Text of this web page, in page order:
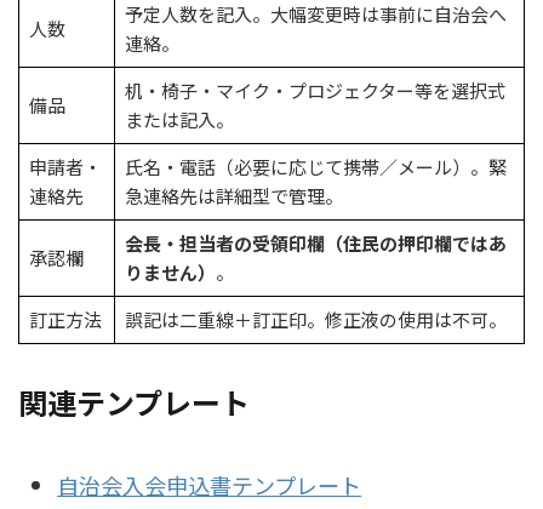
人数
予定人数を記入。大幅変更時は事前に自治会へ
連絡。
備品
机・椅子・マイク・プロジェクター等を選択式
または記入。
申請者・
連絡先
氏名・電話（必要に応じて携帯／メール）。緊
急連絡先は詳細型で管理。
承認欄
会長・担当者の受領印欄（住民の押印欄ではあ
りません） 。
訂正方法
誤記は二重線＋訂正印。修正液の使用は不可。
関連テンプレート
自治会入会申込書テンプレート